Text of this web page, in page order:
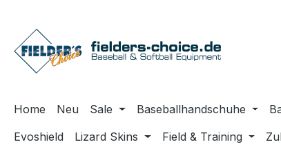
Home Neu Sale Baseballhandschuhe
Evoshield
Lizard Skins Field & Training